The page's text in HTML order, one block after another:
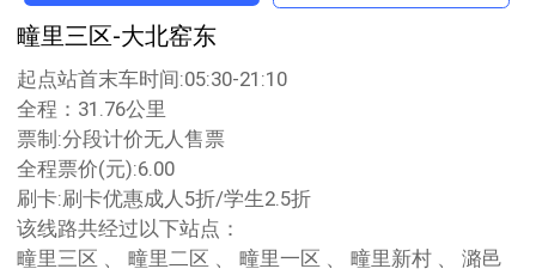
疃里三区-大北窑东
起点站首末车时间:05:30-21:10
全程：31.76公里
票制:分段计价无人售票
全程票价(元):6.00
刷卡:刷卡优惠成人5折/学生2.5折
该线路共经过以下站点：
疃里三区 、 疃里二区 、 疃里一区 、 疃里新村 、 潞邑